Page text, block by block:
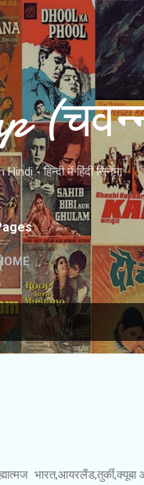
content
- हिन्दी में हिंदी सिनेमा